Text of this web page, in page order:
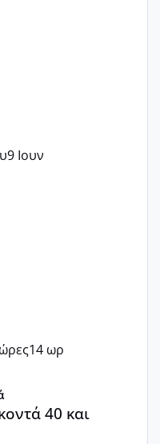
9 Ιουν
14 ωρ
40 και